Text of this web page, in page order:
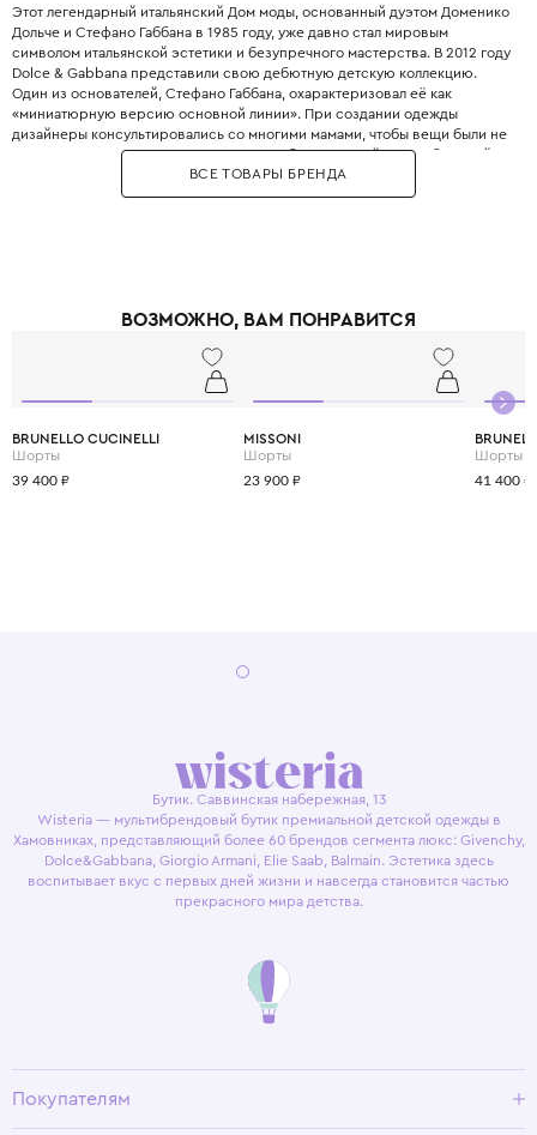
Этот легендарный итальянский Дом моды, основанный дуэтом Доменико
Дольче и Стефано Габбана в 1985 году, уже давно стал мировым
символом итальянской эстетики и безупречного мастерства. В 2012 году
Dolce & Gabbana представили свою дебютную детскую коллекцию.
Один из основателей, Стефано Габбана, охарактеризовал её как
«миниатюрную версию основной линии». При создании одежды
дизайнеры консультировались со многими мамами, чтобы вещи были не
только стильными, но и максимально удобными. Дизайнеры с большой
любовью и вниманием перенесли в детский гардероб все коды
взрослой моды: яркие цветочные принты, благородное кружево,
а главное - сделать его детство по-настоящему незабываемым и
ВСЕ ТОВАРЫ БРЕНДА
ВОЗМОЖНО, ВАМ ПОНРАВИТСЯ
BRUNELLO CUCINELLI
Шорты
39 400 ₽
MISSONI
Шорты
23 900 ₽
Шорты
41 400 ₽
Бутик. Саввинская набережная, 13
Wisteria — мультибрендовый бутик премиальной детской одежды в
Хамовниках, представляющий более 60 брендов сегмента люкс: Givenchy,
Dolce&Gabbana, Giorgio Armani, Elie Saab, Balmain. Эстетика здесь
воспитывает вкус с первых дней жизни и навсегда становится частью
прекрасного мира детства.
Покупателям